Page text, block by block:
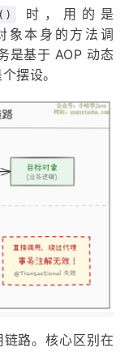
时，用的是
象本身的方法调
是基于 AOP 动态
摆设。
路。核心区别在